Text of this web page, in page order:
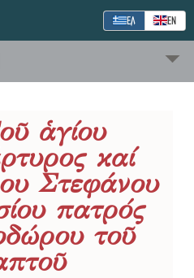
ΕΛ ΕΝ
ἁγίου
καί
Στεφάνου
πατρός
τοῦ